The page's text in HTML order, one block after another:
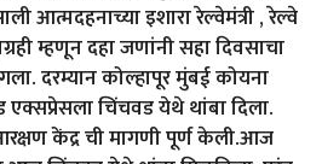
आत्मदहनाच्या इशारा रेल्वेमंत्री , रेल्वे
म्हणून दहा जणांनी सहा दिवसाचा
दरम्यान कोल्हापूर मुंबई कोयना
चिंचवड येथे थांबा दिला.
केंद्र ची मागणी पूर्ण केली.आज